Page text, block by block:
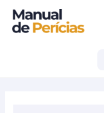
para
Post
navigation